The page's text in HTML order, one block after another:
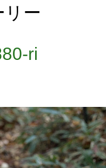
リー